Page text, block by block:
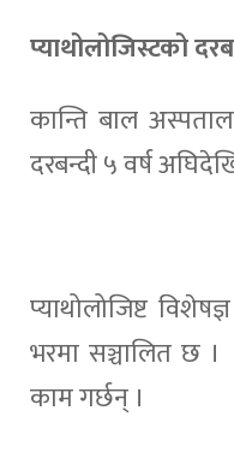
प्याथोलोजिस्टको
कान्ति बाल
दरबन्दी ५ वर्ष
प्याथोलोजिष्ट
भरमा सञ्चालित छ ।
काम गर्छन् ।